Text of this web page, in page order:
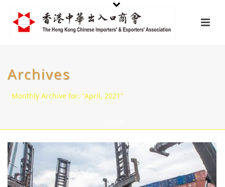
Archives
Monthly Archive for: "April, 2021"